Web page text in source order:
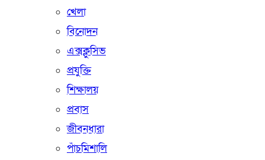
খেলা
বিনোদন
এক্সক্লুসিভ
প্রযুক্তি
শিক্ষালয়
প্রবাস
জীবনধারা
পাঁচমিশালি